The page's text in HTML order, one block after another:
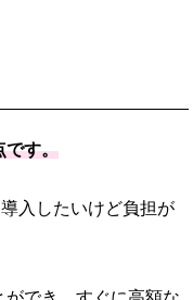
です。
入したいけど負担が